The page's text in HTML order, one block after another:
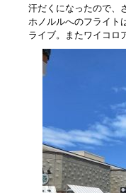
汗だくになったので、
ホノルルへのフライト
ライブ。またワイコロ